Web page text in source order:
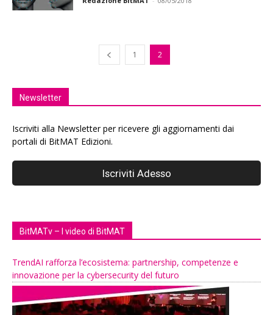
1 2
Newsletter
Iscriviti alla Newsletter per ricevere gli aggiornamenti dai
portali di BitMAT Edizioni.
BitMATv – I video di BitMAT
TrendAI rafforza l’ecosistema: partnership, competenze e
innovazione per la cybersecurity del futuro